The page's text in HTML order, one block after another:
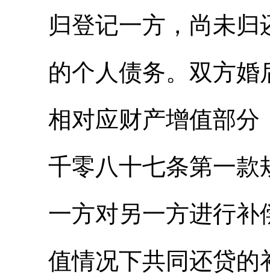
归登记一方，尚未
的个人债务。双方
相对应财产增值部分
千零八十七条第一款
一方对另一方进行
值情况下共同还贷的